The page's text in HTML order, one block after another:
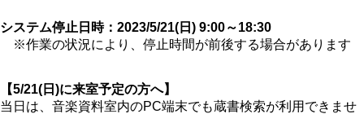
システム停止日時：2023/5/21(日) 9:00～18:30
※作業の状況により、停止時間が前後する場合があります
【5/21(日)に来室予定の方へ】
当日は、音楽資料室内のPC端末でも蔵書検索が利用できませ